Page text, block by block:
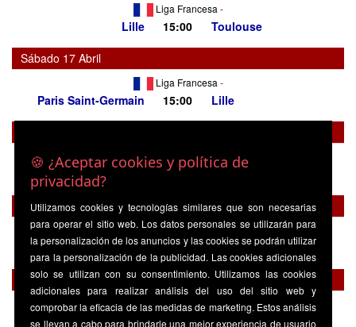
Liga Francesa -
Lille 15:00
Toulouse
Sábado 17 Abril
Liga Francesa -
Paris Saint-Germain 15:00
Lille
Liga Francesa
15:00
Sábado 01 Mayo
Liga Francesa -
Strasburgo 15:00
Lille
Sábado 08 Mayo
Liga Francesa-
Paris FC 15:00 Lille
🍪 ¿Aceptar cookies y política de
privacidad?
Utilizamos cookies y tecnologías similares que son necesarias
para operar el sitio web. Los datos personales se utilizarán para
la personalización de los anuncios y las cookies se podrán utilizar
para la personalización de la publicidad. Las cookies adicionales
solo se utilizan con su consentimiento. Utilizamos las cookies
adicionales para realizar análisis del uso del sitio web y
comprobar la eficacia de las medidas de marketing. Estos análisis
se llevan a cabo para brindarle una mejor experiencia de usuario